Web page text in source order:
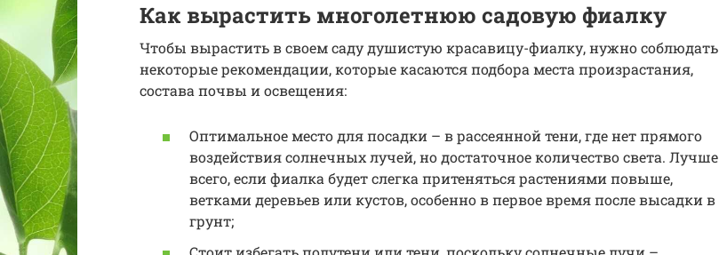
Как вырастить многолетнюю садовую фиалку
Чтобы вырастить в своем саду душистую красавицу-фиалку, нужно соблюдать
некоторые рекомендации, которые касаются подбора места произрастания,
состава почвы и освещения:
Оптимальное место для посадки – в рассеянной тени, где нет прямого
воздействия солнечных лучей, но достаточное количество света. Лучше
всего, если фиалка будет слегка притеняться растениями повыше,
ветками деревьев или кустов, особенно в первое время после высадки в
грунт;